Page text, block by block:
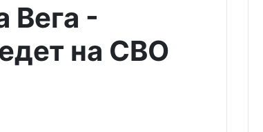
Вега -
на СВО